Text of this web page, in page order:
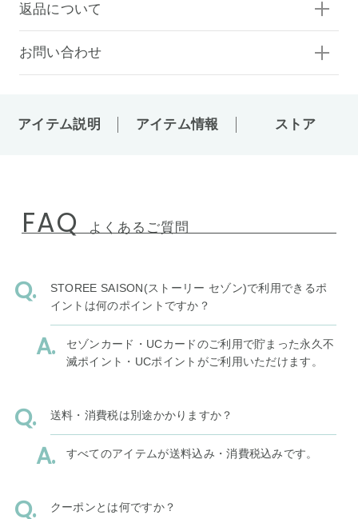
返品について
お問い合わせ
アイテム説明 アイテム情報 ストア
FAQ よくあるご質問
STOREE SAISON(ストーリー セゾン)で利用できるポ
イントは何のポイントですか？
セゾンカード・UCカードのご利用で貯まった永久不
滅ポイント・UCポイントがご利用いただけます。
送料・消費税は別途かかりますか？
すべてのアイテムが送料込み・消費税込みです。
クーポンとは何ですか？